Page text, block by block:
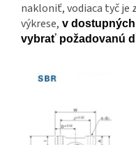
nakloniť, vodiaca tyč je
výkrese, v
vybrať požadovanú